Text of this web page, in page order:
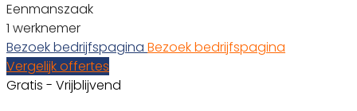
Eenmanszaak
1 werknemer
Bezoek bedrijfspagina Bezoek bedrijfspagina
Vergelijk offertes
Gratis - Vrijblijvend